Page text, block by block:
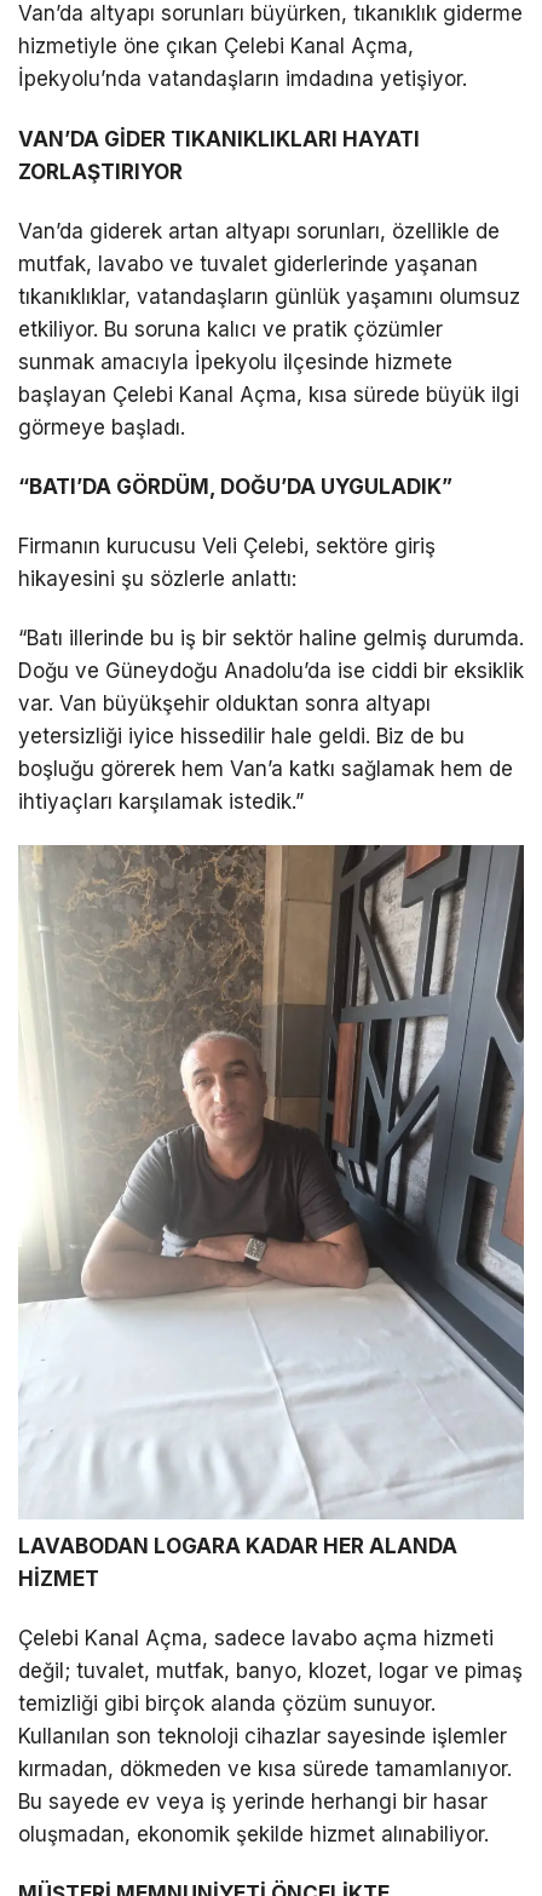
Facebook
Instagram
TikTok
LinkedIn
Telegram
Van’da altyapı sorunları büyürken, tıkanıklık giderme
hizmetiyle öne çıkan Çelebi Kanal Açma,
İpekyolu’nda vatandaşların imdadına yetişiyor.
VAN’DA GİDER TIKANIKLIKLARI HAYATI
ZORLAŞTIRIYOR
Van’da giderek artan altyapı sorunları, özellikle de
mutfak, lavabo ve tuvalet giderlerinde yaşanan
tıkanıklıklar, vatandaşların günlük yaşamını olumsuz
etkiliyor. Bu soruna kalıcı ve pratik çözümler
sunmak amacıyla İpekyolu ilçesinde hizmete
başlayan Çelebi Kanal Açma, kısa sürede büyük ilgi
görmeye başladı.
“BATI’DA GÖRDÜM, DOĞU’DA UYGULADIK”
Firmanın kurucusu Veli Çelebi, sektöre giriş
hikayesini şu sözlerle anlattı:
“Batı illerinde bu iş bir sektör haline gelmiş durumda.
Doğu ve Güneydoğu Anadolu’da ise ciddi bir eksiklik
var. Van büyükşehir olduktan sonra altyapı
yetersizliği iyice hissedilir hale geldi. Biz de bu
boşluğu görerek hem Van’a katkı sağlamak hem de
ihtiyaçları karşılamak istedik.”
LAVABODAN LOGARA KADAR HER ALANDA
HİZMET
Çelebi Kanal Açma, sadece lavabo açma hizmeti
değil; tuvalet, mutfak, banyo, klozet, logar ve pimaş
temizliği gibi birçok alanda çözüm sunuyor.
Kullanılan son teknoloji cihazlar sayesinde işlemler
kırmadan, dökmeden ve kısa sürede tamamlanıyor.
Bu sayede ev veya iş yerinde herhangi bir hasar
oluşmadan, ekonomik şekilde hizmet alınabiliyor.